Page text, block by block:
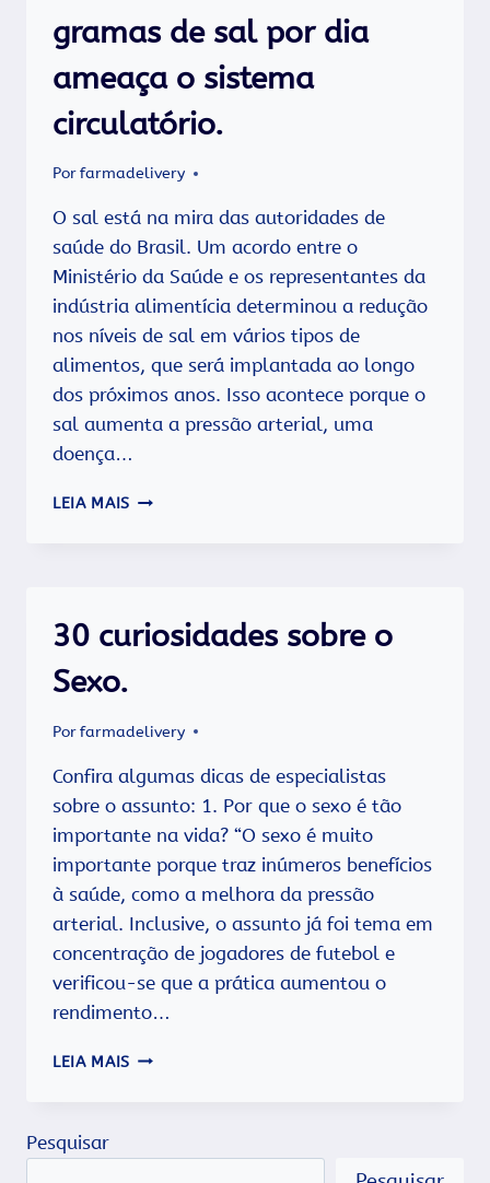
gramas de sal por dia
ameaça o sistema
circulatório.
Porfarmadelivery
O sal está na mira das autoridades de
saúde do Brasil. Um acordo entre o
Ministério da Saúde e os representantes da
indústria alimentícia determinou a redução
nos níveis de sal em vários tipos de
alimentos, que será implantada ao longo
dos próximos anos. Isso acontece porque o
sal aumenta a pressão arterial, uma
doença…
LEIA MAIS CONSUMIR
SAL
O
CIRCULATÓRIO.
30 curiosidades sobre o
Sexo.
Porfarmadelivery
Confira algumas dicas de especialistas
sobre o assunto: 1. Por que o sexo é tão
importante na vida? “O sexo é muito
importante porque traz inúmeros benefícios
à saúde, como a melhora da pressão
arterial. Inclusive, o assunto já foi tema em
concentração de jogadores de futebol e
verificou-se que a prática aumentou o
rendimento…
LEIA MAIS 30
Pesquisar